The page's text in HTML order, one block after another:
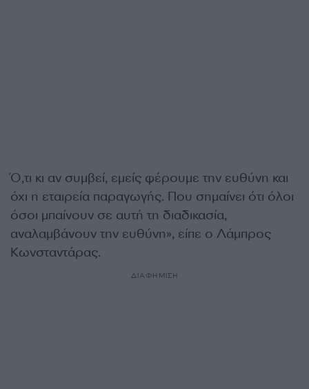
Ό,τι κι αν συμβεί, εμείς φέρουμε την ευθύνη και
όχι η εταιρεία παραγωγής. Που σημαίνει ότι όλοι
όσοι μπαίνουν σε αυτή τη διαδικασία,
αναλαμβάνουν την ευθύνη», είπε ο Λάμπρος
Κωνσταντάρας.
ΔΙΑΦΗΜΙΣΗ